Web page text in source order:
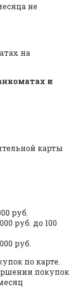
не
на
и
карты
руб.
руб. до 100
руб.
по карте.
покупок